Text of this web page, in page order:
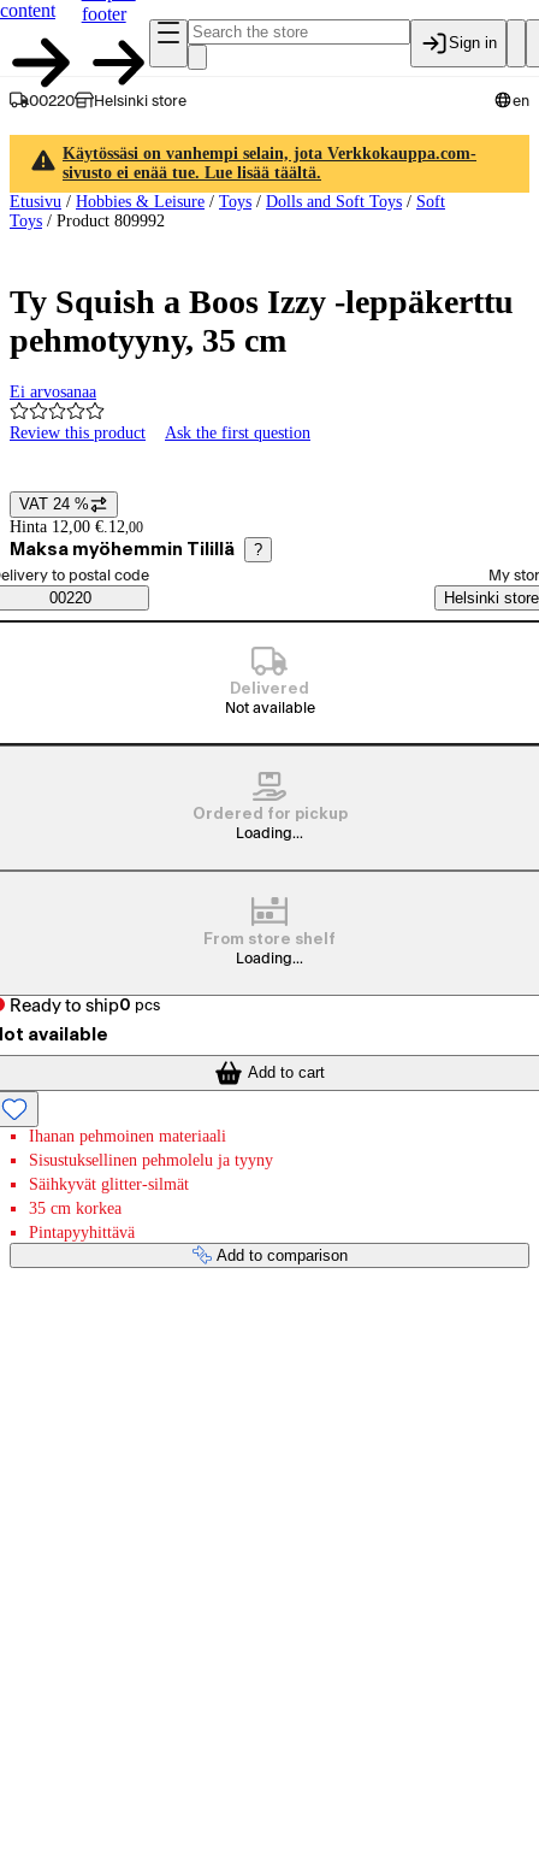
content
footer
Sign in
00220 Helsinki store en
Käytössäsi on vanhempi selain, jota Verkkokauppa.com-
sivusto ei enää tue. Lue lisää täältä.
Etusivu / Hobbies & Leisure / Toys / Dolls and Soft Toys / Soft
Toys / Product 809992
Ty Squish a Boos Izzy -leppäkerttu
pehmotyyny, 35 cm
Ei arvosanaa
Review this product Ask the first question
Price details
VAT 24 %
Hinta 12,00 €. 12,00
Maksa myöhemmin Tilillä ?
Saatavuustiedot
order method
to postal code
00220
My
Helsinki store
Delivered
Not available
Ordered for pickup
Loading...
From store shelf
Loading...
Ready to ship0 pcs
available
Add to cart
Ihanan pehmoinen materiaali
Sisustuksellinen pehmolelu ja tyyny
Säihkyvät glitter-silmät
35 cm korkea
Pintapyyhittävä
Add to comparison